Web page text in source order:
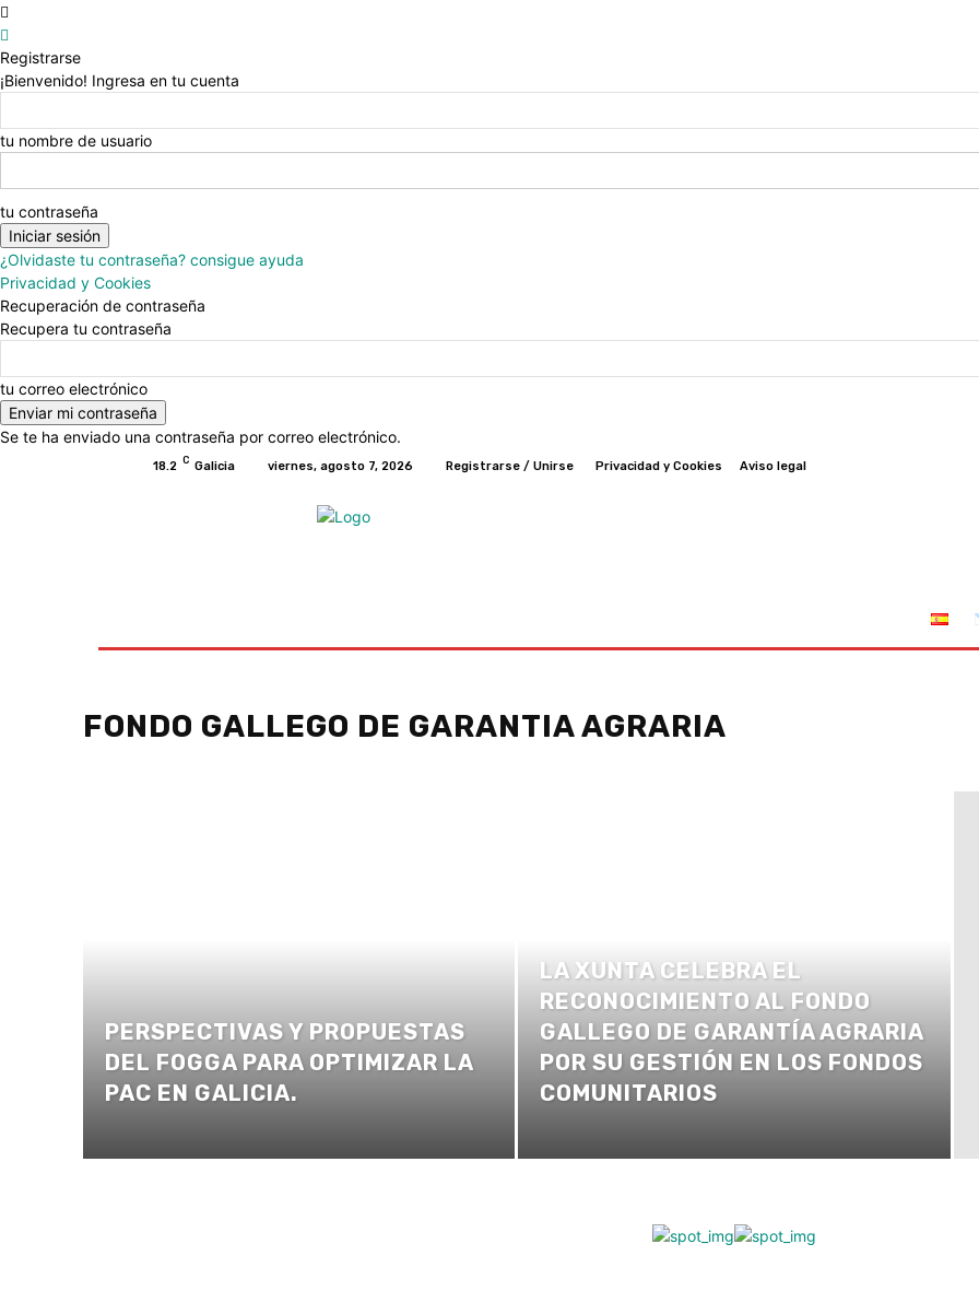
Registrarse
¡Bienvenido! Ingresa en tu cuenta
tu nombre de usuario
tu contraseña
¿Olvidaste tu contraseña? consigue ayuda
Privacidad y Cookies
Recuperación de contraseña
Recupera tu contraseña
tu correo electrónico
Se te ha enviado una contraseña por correo electrónico.
18.2 C Galicia viernes, agosto 7, 2026 Registrarse / Unirse Privacidad y Cookies Aviso legal
FONDO GALLEGO DE GARANTIA AGRARIA
PERSPECTIVAS Y PROPUESTAS
DEL FOGGA PARA OPTIMIZAR LA
PAC EN GALICIA.
LA XUNTA CELEBRA EL
RECONOCIMIENTO AL FONDO
GALLEGO DE GARANTÍA AGRARIA
POR SU GESTIÓN EN LOS FONDOS
COMUNITARIOS